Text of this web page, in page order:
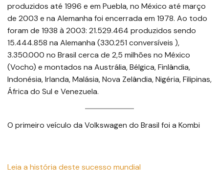
produzidos até 1996 e em Puebla, no México até março
de 2003 e na Alemanha foi encerrada em 1978. Ao todo
foram de 1938 à 2003: 21.529.464 produzidos sendo
15.444.858 na Alemanha (330.251 conversíveis ),
3.350.000 no Brasil cerca de 2,5 milhões no México
(Vocho) e montados na Austrália, Bélgica, Finlândia,
Indonésia, Irlanda, Malásia, Nova Zelândia, Nigéria, Filipinas,
África do Sul e Venezuela.
O primeiro veículo da Volkswagen do Brasil foi a Kombi
Leia a história deste sucesso mundial